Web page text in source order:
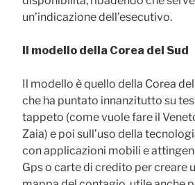
un’indicazione dell’esecutivo.
Il modello della Corea del Sud
Il modello è quello della Corea del
che ha puntato innanzitutto su
tappeto (come vuole fare il
Zaia) e poi sull’uso della
con applicazioni mobili e
Gps o carte di credito per creare